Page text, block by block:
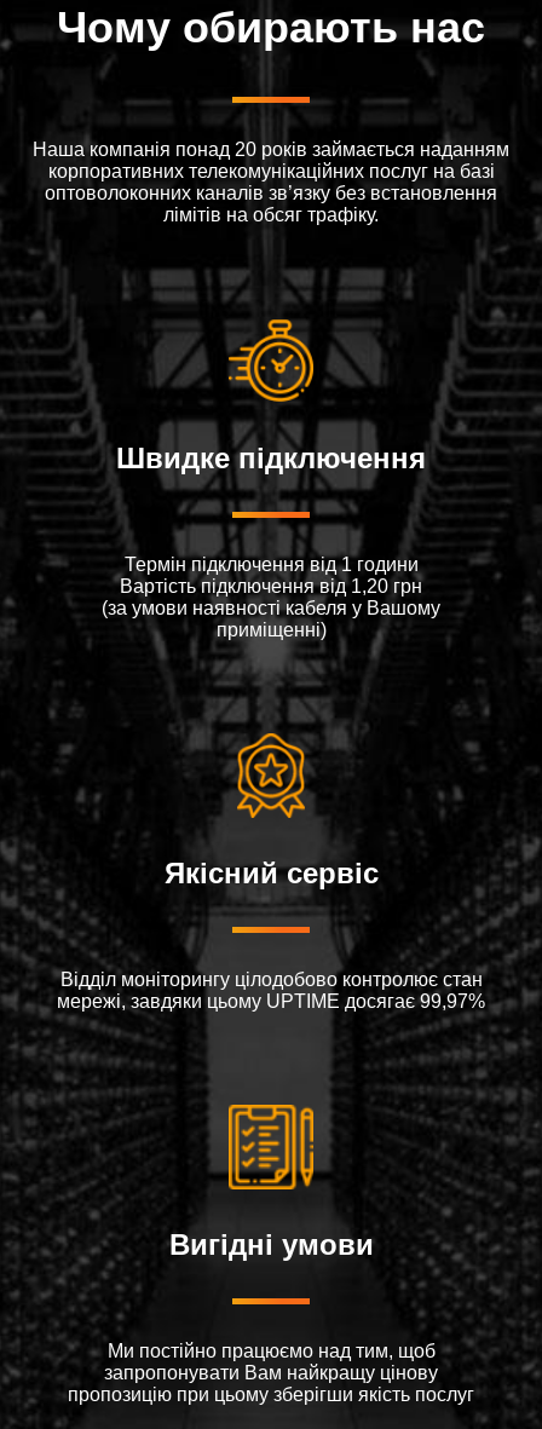
Чому обирають нас
Наша компанія понад 20 років займається наданням
корпоративних телекомунікаційних послуг на базі
оптоволоконних каналів зв’язку без встановлення
лімітів на обсяг трафіку.
Швидке підключення
Термін підключення від 1 години
Вартiсть пiдключення вiд 1,20 грн
(за умови наявностi кабеля у Вашому
примiщеннi)
Якісний сервіс
Відділ моніторингу цілодобово контролює стан
мережі, завдяки цьому UPTIME досягає 99,97%
Вигідні умови
Ми постійно працюємо над тим, щоб
запропонувати Вам найкращу цінову
пропозицію при цьому зберігши якість послуг